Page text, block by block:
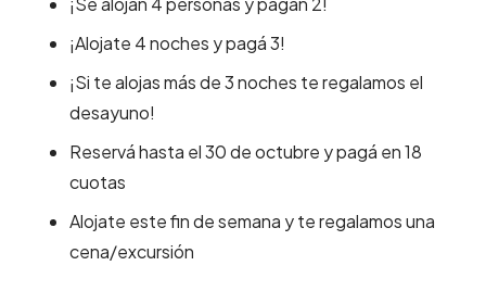
¡Alojate 4 noches y pagá 3!
¡Si te alojas más de 3 noches te regalamos el
desayuno!
Reservá hasta el 30 de octubre y pagá en 18
cuotas
Alojate este fin de semana y te regalamos una
cena/excursión